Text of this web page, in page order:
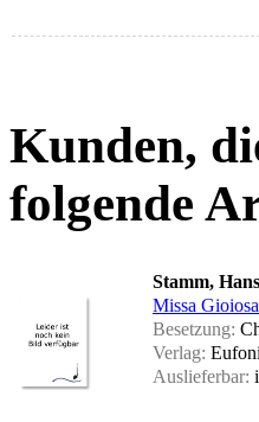
Kunden,
folgende
Stamm,
Missa
Besetzung:
Verlag:
Auslieferbar: